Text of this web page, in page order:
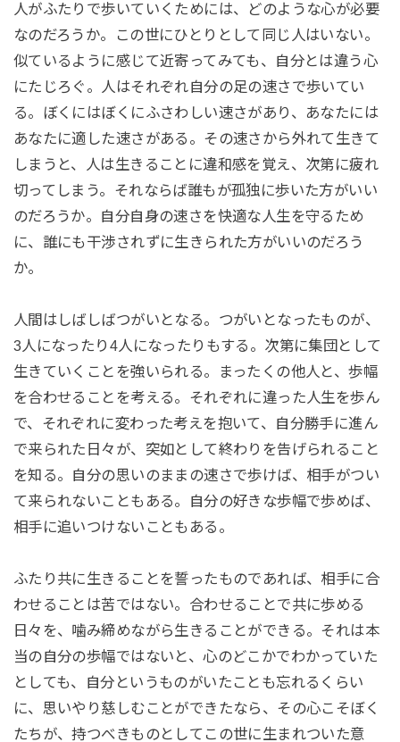
人がふたりで歩いていくためには、どのような心が必要
なのだろうか。この世にひとりとして同じ人はいない。
似ているように感じて近寄ってみても、自分とは違う心
にたじろぐ。人はそれぞれ自分の足の速さで歩いてい
る。ぼくにはぼくにふさわしい速さがあり、あなたには
あなたに適した速さがある。その速さから外れて生きて
しまうと、人は生きることに違和感を覚え、次第に疲れ
切ってしまう。それならば誰もが孤独に歩いた方がいい
のだろうか。自分自身の速さを快適な人生を守るため
に、誰にも干渉されずに生きられた方がいいのだろう
か。
人間はしばしばつがいとなる。つがいとなったものが、
3人になったり4人になったりもする。次第に集団として
生きていくことを強いられる。まったくの他人と、歩幅
を合わせることを考える。それぞれに違った人生を歩ん
で、それぞれに変わった考えを抱いて、自分勝手に進ん
で来られた日々が、突如として終わりを告げられること
を知る。自分の思いのままの速さで歩けば、相手がつい
て来られないこともある。自分の好きな歩幅で歩めば、
相手に追いつけないこともある。
ふたり共に生きることを誓ったものであれば、相手に合
わせることは苦ではない。合わせることで共に歩める
日々を、噛み締めながら生きることができる。それは本
当の自分の歩幅ではないと、心のどこかでわかっていた
としても、自分というものがいたことも忘れるくらい
に、思いやり慈しむことができたなら、その心こそぼく
たちが、持つべきものとしてこの世に生まれついた意